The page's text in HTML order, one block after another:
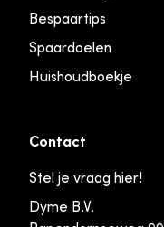
Bespaartips
Spaardoelen
Huishoudboekje
Contact
Stel je vraag hier!
Dyme B.V.